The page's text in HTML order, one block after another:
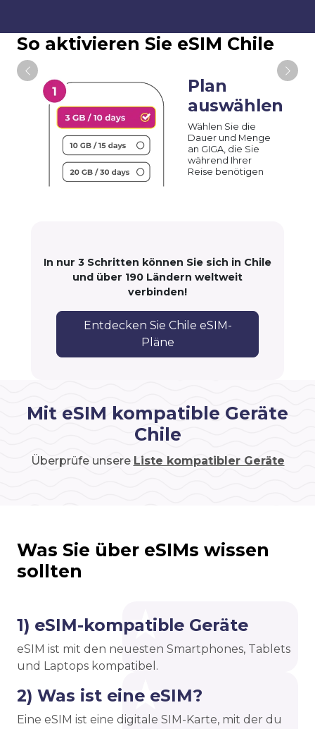
So aktivieren Sie eSIM Chile
Plan
auswählen
Wählen Sie die
Dauer und Menge
an GIGA, die Sie
während Ihrer
Reise benötigen
In nur 3 Schritten können Sie sich in Chile
und über 190 Ländern weltweit
verbinden!
Entdecken Sie Chile eSIM-
Pläne
Mit eSIM kompatible Geräte
Chile
Überprüfe unsere Liste kompatibler Geräte
Was Sie über eSIMs wissen
sollten
1) eSIM-kompatible Geräte
eSIM ist mit den neuesten Smartphones, Tablets
und Laptops kompatibel.
2) Was ist eine eSIM?
Eine eSIM ist eine digitale SIM-Karte, mit der du